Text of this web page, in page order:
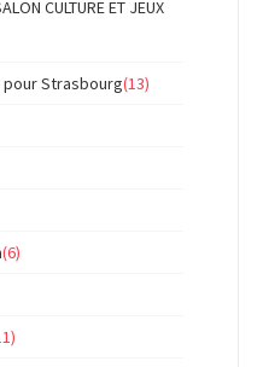
CULTURE ET JEUX
pour Strasbourg(13)
(6)